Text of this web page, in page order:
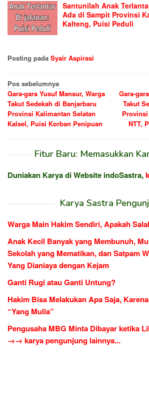
Santunilah Anak
Ada di Sampit Provinsi
Kalteng, Puisi Peduli
Posting pada Syair Aspirasi
Navigasi
pos
Pos sebelumnya
Gara-gara Yusuf Mansur, Warga
Takut Sedekah di Banjarbaru
Provinsi Kalimantan Selatan
Kalsel, Puisi Korban Penipuan
Gara-
Takut
NTT,
Fitur Baru: Memasukkan
Duniakan Karya di Website indoSastra,
Karya Sastra
Warga Main Hakim Sendiri, Apakah
Anak Kecil Banyak yang Membunuh,
Sekolah yang Mematikan, dan Satpam
Yang Dianiaya dengan Kejam
Ganti Rugi atau Ganti Untung?
Hakim Bisa Melakukan Apa Saja,
“Yang Mulia”
Pengusaha MBG Minta Dibayar ketika
→→ karya pengunjung lainnya...